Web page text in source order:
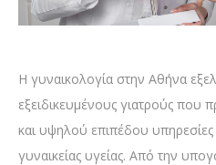
Η γυναικολογία στην Αθήνα
εξειδικευμένους γιατρούς που
και υψηλού επιπέδου
γυναικείας υγείας. Από την